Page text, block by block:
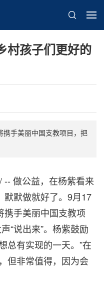
村孩子们更好的
手美丽中国支教项目，把
-- 做公益，在杨紫看来
默默做就好了。9月17
携手美丽中国支教项
“说出来”。杨紫鼓励
总有实现的一天。”在
但非常值得，因为会